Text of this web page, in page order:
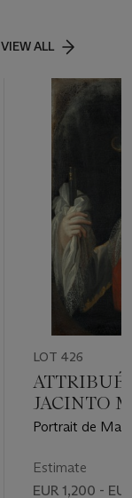
VIEW ALL
LOT 426
JACINTO
(1679-1734)
Portrait de
de Sicile, de
à mi-corps
Estimate
EUR 1,200 -